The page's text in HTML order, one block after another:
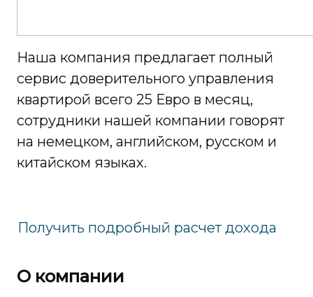
Наша компания предлагает полный
сервис доверительного управления
квартирой всего 25 Евро в месяц,
сотрудники нашей компании говорят
на немецком, английском, русском и
китайском языках.
Получить подробный расчет дохода
О компании